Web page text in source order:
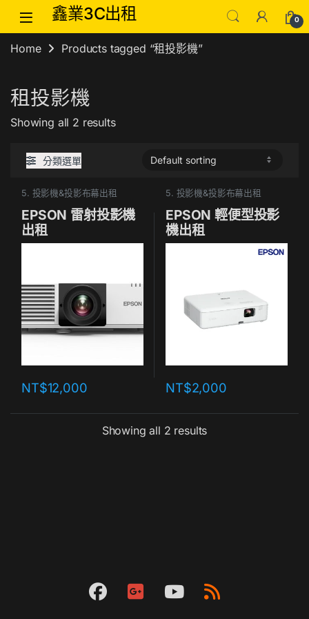
Skip to navigation
Skip to content鑫業3C出租 0
Home Products tagged “租投影機”
租投影機
Showing all 2 results
分類選單
5. 投影機&投影布幕出租
EPSON 雷射投影機
出租
NT$12,000
5. 投影機&投影布幕出租
EPSON 輕便型投影
機出租
NT$2,000
Showing all 2 results